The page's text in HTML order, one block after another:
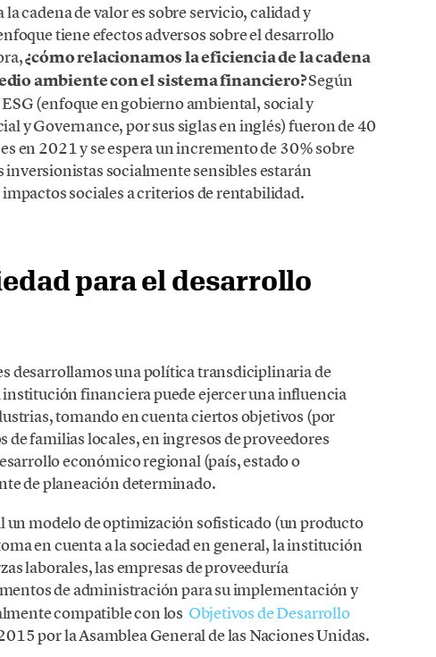
cadena de valor es sobre servicio, calidad y
tiene efectos adversos sobre el desarrollo
¿cómo relacionamos la eficiencia de la cadena
ambiente con el sistema financiero?Según
(enfoque en gobierno ambiental, social y
y Governance, por sus siglas en inglés) fueron de 40
en 2021 y se espera un incremento de 30% sobre
inversionistas socialmente sensibles estarán
sociales a criterios de rentabilidad.
para el desarrollo
desarrollamos una política transdiciplinaria de
financiera puede ejercer una influencia
tomando en cuenta ciertos objetivos (por
familias locales, en ingresos de proveedores
económico regional (país, estado o
de planeación determinado.
un modelo de optimización sofisticado (un producto
en cuenta a la sociedad en general, la institución
laborales, las empresas de proveeduría
de administración para su implementación y
compatible con los Objetivos de Desarrollo
por la Asamblea General de las Naciones Unidas.